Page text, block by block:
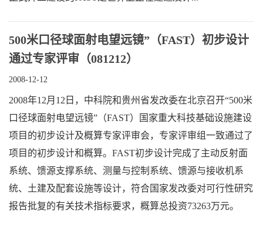
500米口径球面射电望远镜”（FAST）初步设计
通过专家评审（081212）
2008-12-12
2008年12月12日，中科院和贵州省发改委在北京召开“500米
口径球面射电望远镜”（FAST）国家重大科技基础设施建设
项目的初步设计及概算专家评审会，专家评审组一致通过了
项目的初步设计和概算。FAST初步设计完成了主动反射面
系统、馈源支撑系统、测量与控制系统、馈源与接收机系
统、土建及配套设施等设计，符合国家发改委对可行性研究
报告批复的有关技术指标要求，概算总投资73263万元。